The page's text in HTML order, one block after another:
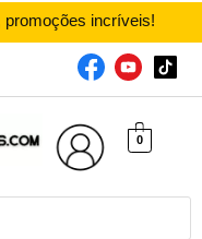
incríveis!
0